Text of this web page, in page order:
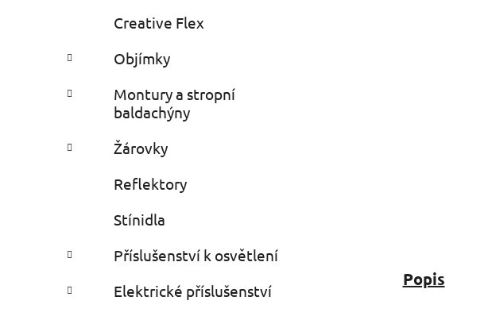
Creative Flex
Objímky
Montury a stropní
baldachýny
Žárovky
Reflektory
Stínidla
Příslušenství k osvětlení
Elektrické příslušenství
Popis